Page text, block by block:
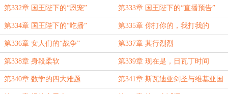
第332章 国王陛下的“恩宠” 第333章 国王陛下的“直播预告”
第334章 国王陛下的“吃播” 第335章 你打你的，我打我的
第336章 女人们的“战争” 第337章 其行烈烈
第338章 身段柔软 第339章 现在是，日瓦丁时间
第340章 数学的四大难题 第341章 斯瓦迪亚剑圣与维基亚国